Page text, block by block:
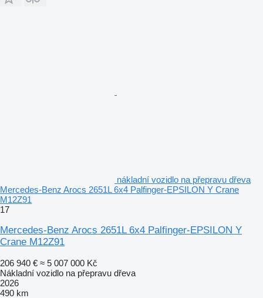
nákladní vozidlo na přepravu dřeva
Mercedes-Benz Arocs 2651L 6x4 Palfinger-EPSILON Y Crane
M12Z91
17
Mercedes-Benz Arocs 2651L 6x4 Palfinger-EPSILON Y
Crane M12Z91
206 940 € ≈ 5 007 000 Kč
Nákladní vozidlo na přepravu dřeva
2026
490 km